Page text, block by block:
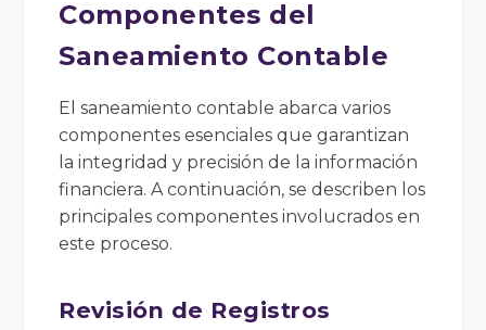
Componentes del
Saneamiento Contable
El saneamiento contable abarca varios
componentes esenciales que garantizan
la integridad y precisión de la información
financiera. A continuación, se describen los
principales componentes involucrados en
este proceso.
Revisión de Registros